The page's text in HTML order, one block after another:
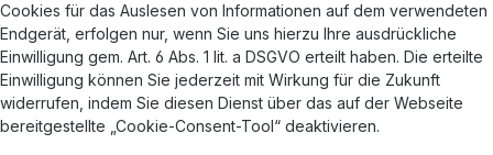
Cookies für das Auslesen von Informationen auf dem verwendeten
Endgerät, erfolgen nur, wenn Sie uns hierzu Ihre ausdrückliche
Einwilligung gem. Art. 6 Abs. 1 lit. a DSGVO erteilt haben. Die erteilte
Einwilligung können Sie jederzeit mit Wirkung für die Zukunft
widerrufen, indem Sie diesen Dienst über das auf der Webseite
bereitgestellte „Cookie-Consent-Tool“ deaktivieren.